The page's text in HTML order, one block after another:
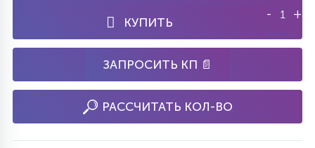
КУПИТЬ
- +
ЗАПРОСИТЬ КП 📄
РАССЧИТАТЬ КОЛ-ВО